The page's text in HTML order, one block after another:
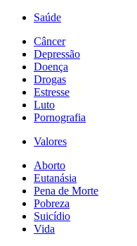
Saúde
Câncer
Depressão
Doença
Drogas
Estresse
Luto
Pornografia
Valores
Aborto
Eutanásia
Pena de Morte
Pobreza
Suicídio
Vida